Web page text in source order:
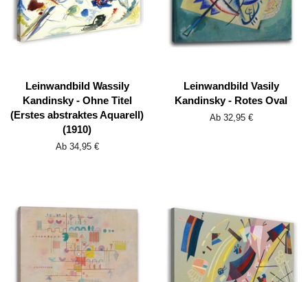
Leinwandbild Wassily
Kandinsky - Ohne Titel
(Erstes abstraktes Aquarell)
(1910)
Ab 34,95 €
Leinwandbild Vasily
Kandinsky - Rotes Oval
Ab 32,95 €